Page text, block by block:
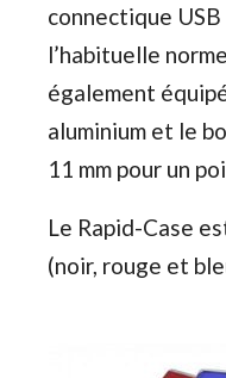
connectique
l’habituelle
également
aluminium et le
11 mm pour un
Le Rapid-Case
(noir, rouge et